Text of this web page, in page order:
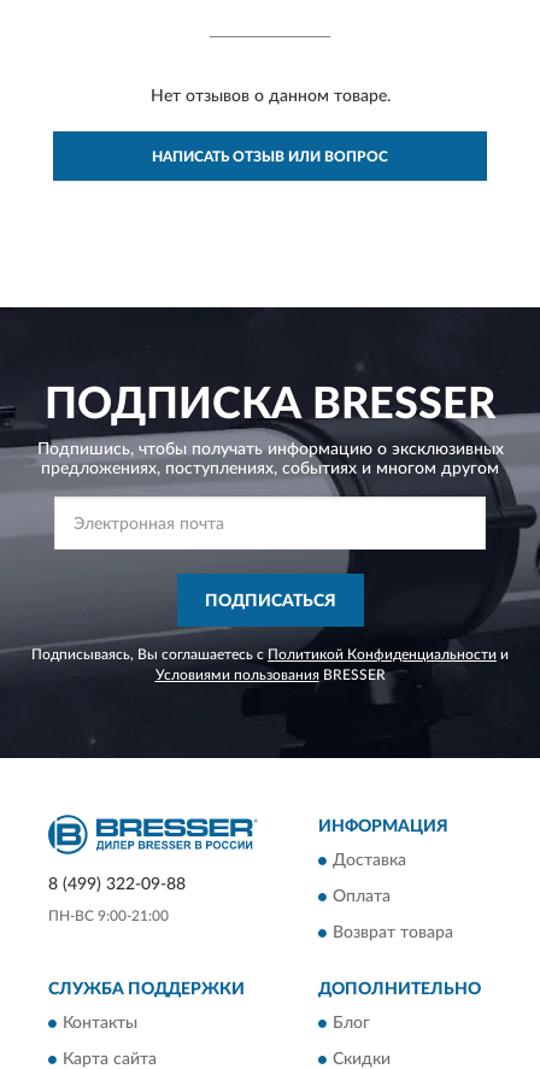
Нет отзывов о данном товаре.
НАПИСАТЬ ОТЗЫВ ИЛИ ВОПРОС
ПОДПИСКА BRESSER
Подпишись, чтобы получать информацию о эксклюзивных
предложениях, поступлениях, событиях и многом другом
ПОДПИСАТЬСЯ
Подписываясь, Вы соглашаетесь с Политикой Конфиденциальности и
Условиями пользованияBRESSER
8 (499) 322-09-88
ПН-ВС 9:00-21:00
ИНФОРМАЦИЯ
Доставка
Оплата
Возврат товара
СЛУЖБА ПОДДЕРЖКИ
Контакты
Карта сайта
ДОПОЛНИТЕЛЬНО
Блог
Скидки